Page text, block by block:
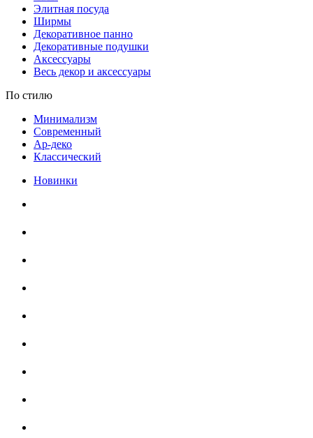
Элитная посуда
Ширмы
Декоративное панно
Декоративные подушки
Аксессуары